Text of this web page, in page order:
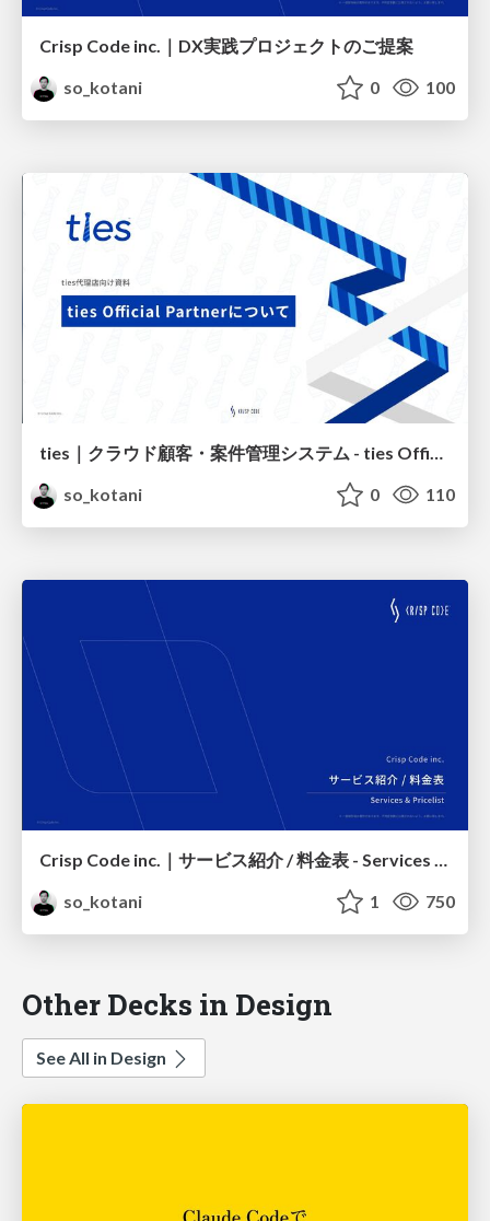
Crisp Code inc.｜DX実践プロジェクトのご提案
so_kotani
0 100
ties｜クラウド顧客・案件管理システム - ties Official Partnerについて
so_kotani
0 110
Crisp Code inc.｜サービス紹介 / 料金表 - Services & Price list
so_kotani
1 750
Other Decks in Design
See All in Design